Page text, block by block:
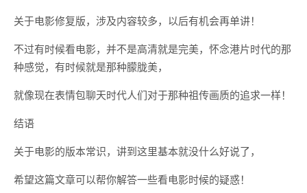
关于电影修复版，涉及内容较多，以后有机会再单讲！
不过有时候看电影，并不是高清就是完美，怀念港片时代的那
种感觉，有时候就是那种朦胧美，
就像现在表情包聊天时代人们对于那种祖传画质的追求一样！
结语
关于电影的版本常识，讲到这里基本就没什么好说了，
希望这篇文章可以帮你解答一些看电影时候的疑惑！